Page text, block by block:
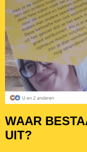
WAAR
UIT?